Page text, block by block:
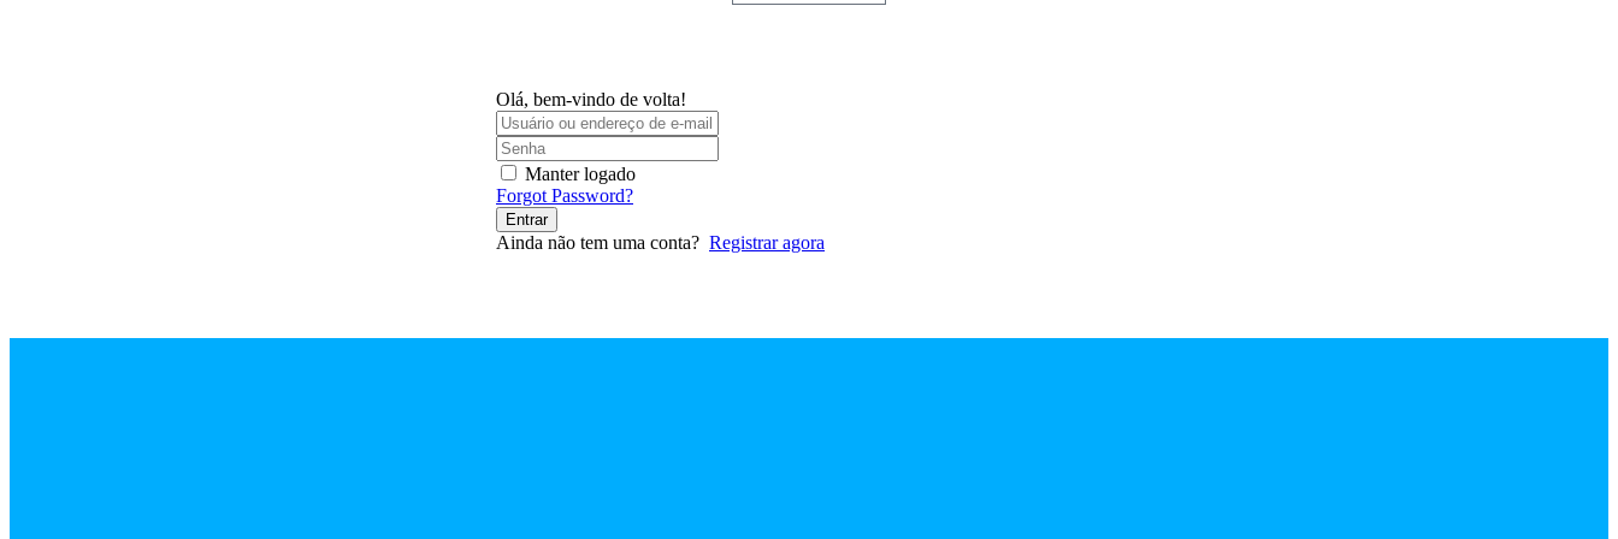
Olá, bem-vindo de volta!
Manter logado
Forgot Password?
Entrar
Ainda não tem uma conta? Registrar agora